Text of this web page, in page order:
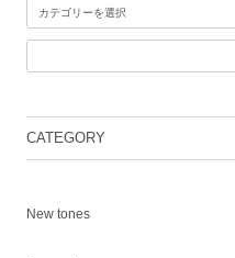
CATEGORY
New tones